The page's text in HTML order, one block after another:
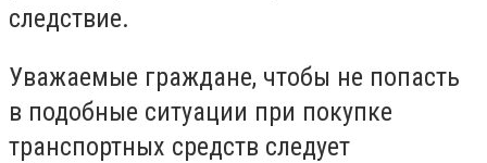
следствие.
Уважаемые граждане, чтобы не попасть
в подобные ситуации при покупке
транспортных средств следует